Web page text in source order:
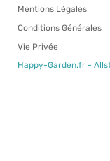
Mentions Légales
Conditions Générales
Vie Privée
Happy-Garden.fr -